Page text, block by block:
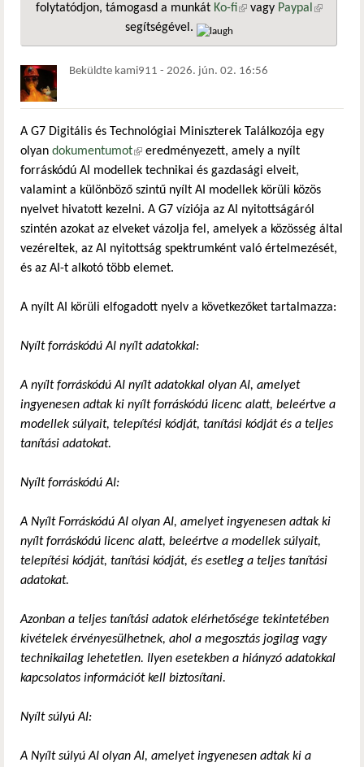
folytatódjon, támogasd a munkát Ko-fi(külső hivatkozás)
vagy Paypal
segítségével.
Beküldte kami911 - 2026. jún. 02. 16:56
A G7 Digitális és Technológiai Miniszterek Találkozója egy
olyan dokumentumot(külső hivatkozás)
eredményezett, amely a nyílt
forráskódú AI modellek technikai és gazdasági elveit,
valamint a különböző szintű nyílt AI modellek körüli közös
nyelvet hivatott kezelni. A G7 víziója az AI nyitottságáról
szintén azokat az elveket vázolja fel, amelyek a közösség által
vezéreltek, az AI nyitottság spektrumként való értelmezését,
és az AI-t alkotó több elemet.
A nyílt AI körüli elfogadott nyelv a következőket tartalmazza:
Nyílt forráskódú AI nyílt adatokkal:
A nyílt forráskódú AI nyílt adatokkal olyan AI, amelyet
ingyenesen adtak ki nyílt forráskódú licenc alatt, beleértve a
modellek súlyait, telepítési kódját, tanítási kódját és a teljes
tanítási adatokat.
Nyílt forráskódú AI:
A Nyílt Forráskódú AI olyan AI, amelyet ingyenesen adtak ki
nyílt forráskódú licenc alatt, beleértve a modellek súlyait,
telepítési kódját, tanítási kódját, és esetleg a teljes tanítási
adatokat.
Azonban a teljes tanítási adatok elérhetősége tekintetében
kivételek érvényesülhetnek, ahol a megosztás jogilag vagy
technikailag lehetetlen. Ilyen esetekben a hiányzó adatokkal
kapcsolatos információt kell biztosítani.
Nyílt súlyú AI:
A Nyílt súlyú AI olyan AI, amelyet ingyenesen adtak ki a